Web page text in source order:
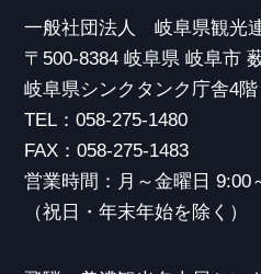
一般社団法人 岐阜県観光
〒500-8384 岐阜県 岐阜市
岐阜県シンクタンク庁舎4階
TEL：058-275-1480
FAX：058-275-1483
営業時間：月～金曜日 9:00
（祝日・年末年始を除く）